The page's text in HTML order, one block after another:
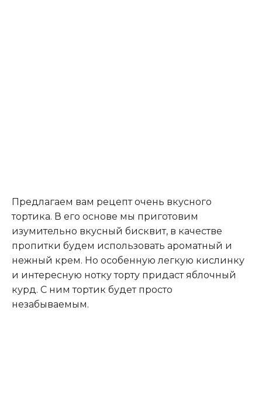
Предлагаем вам рецепт очень вкусного
тортика. В его основе мы приготовим
изумительно вкусный бисквит, в качестве
пропитки будем использовать ароматный и
нежный крем. Но особенную легкую кислинку
и интересную нотку торту придаст яблочный
курд. С ним тортик будет просто
незабываемым.